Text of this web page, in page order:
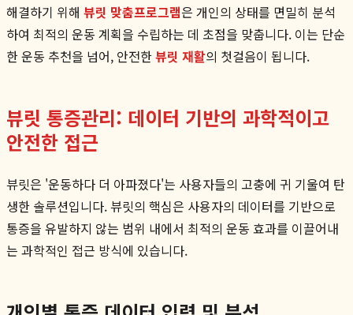
해결하기 위해 뷰릿 맞춤프로그램은 개인의 상태를 면밀히 분석
하여 최적의 운동 계획을 수립하는 데 초점을 맞춥니다. 이는 단순
한 운동 추천을 넘어, 안전한뷰릿 재활의 첫걸음이 됩니다.
뷰릿 통증관리: 데이터 기반의 과학적이고
안전한 접근
뷰릿은 '운동하다 더 아파졌다'는 사용자들의 고충에 귀 기울여 탄
생한 솔루션입니다. 뷰릿의 핵심은 사용자의 데이터를 기반으로
통증을 유발하지 않는 범위 내에서 최적의 운동 효과를 이끌어내
는 과학적인 접근 방식에 있습니다.